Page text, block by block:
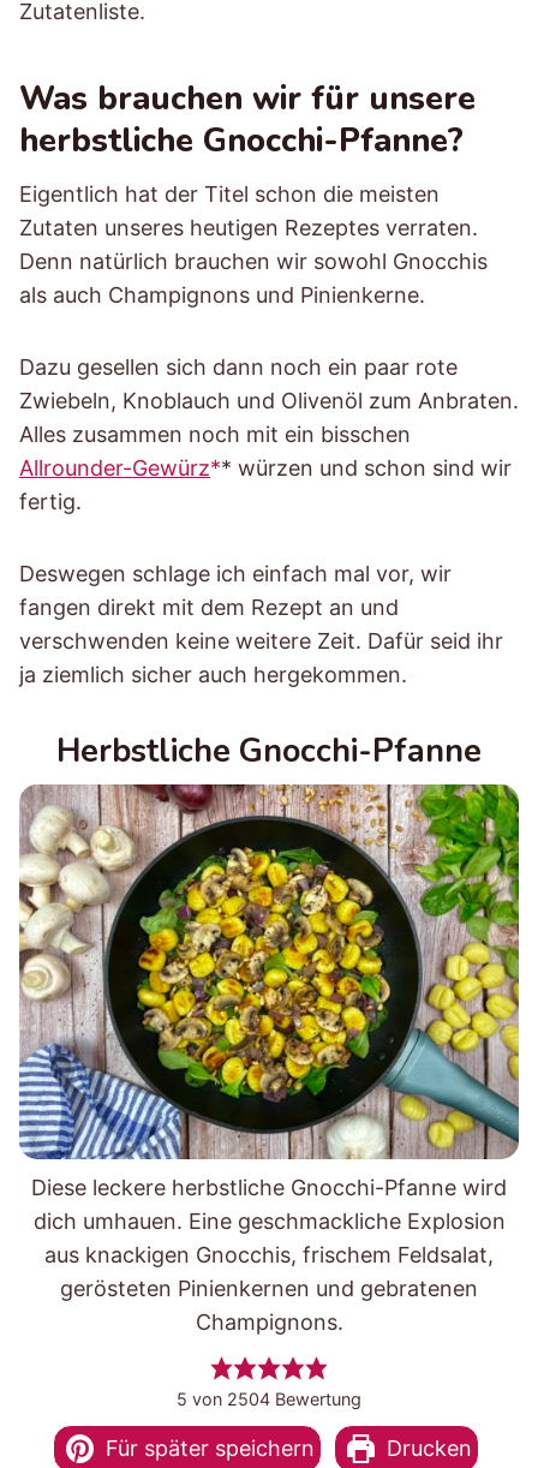
Zutatenliste.
Was brauchen wir für unsere
herbstliche Gnocchi-Pfanne?
Eigentlich hat der Titel schon die meisten
Zutaten unseres heutigen Rezeptes verraten.
Denn natürlich brauchen wir sowohl Gnocchis
als auch Champignons und Pinienkerne.
Dazu gesellen sich dann noch ein paar rote
Zwiebeln, Knoblauch und Olivenöl zum Anbraten.
Alles zusammen noch mit ein bisschen
Allrounder-Gewürz * würzen und schon sind wir
fertig.
Deswegen schlage ich einfach mal vor, wir
fangen direkt mit dem Rezept an und
verschwenden keine weitere Zeit. Dafür seid ihr
ja ziemlich sicher auch hergekommen.
Herbstliche Gnocchi-Pfanne
Diese leckere herbstliche Gnocchi-Pfanne wird
dich umhauen. Eine geschmackliche Explosion
aus knackigen Gnocchis, frischem Feldsalat,
gerösteten Pinienkernen und gebratenen
Champignons.
5 von 2504 Bewertung
Für später speichern Drucken